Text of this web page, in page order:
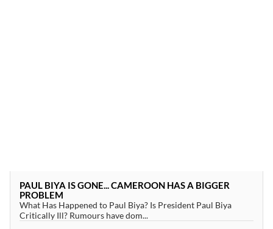
PAUL BIYA IS GONE... CAMEROON HAS A BIGGER
PROBLEM
What Has Happened to Paul Biya? Is President Paul Biya
Critically Ill? Rumours have dom...